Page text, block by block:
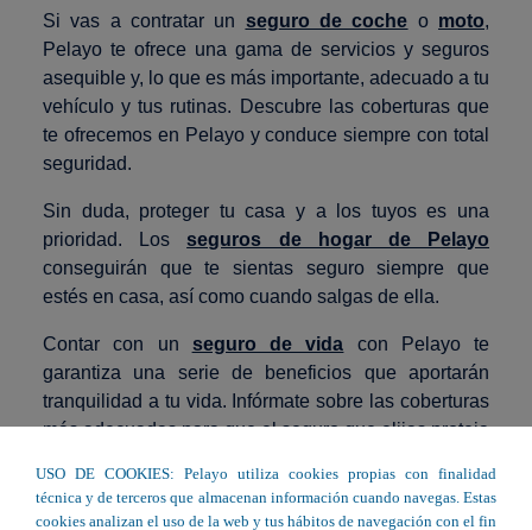
Si vas a contratar un seguro de coche o moto,
Pelayo te ofrece una gama de servicios y seguros
asequible y, lo que es más importante, adecuado a tu
vehículo y tus rutinas. Descubre las coberturas que
te ofrecemos en Pelayo y conduce siempre con total
seguridad.
Sin duda, proteger tu casa y a los tuyos es una
prioridad. Losseguros de hogar de Pelayo
conseguirán que te sientas seguro siempre que
estés en casa, así como cuando salgas de ella.
Contar con un seguro de vida con Pelayo te
garantiza una serie de beneficios que aportarán
tranquilidad a tu vida. Infórmate sobre las coberturas
más adecuadas para que el seguro que elijas proteja
Losseguros de salud de Pelayote proporcionarán
USO DE COOKIES: Pelayo utiliza cookies propias con finalidad
técnica y de terceros que almacenan información cuando navegas. Estas
cookies analizan el uso de la web y tus hábitos de navegación con el fin